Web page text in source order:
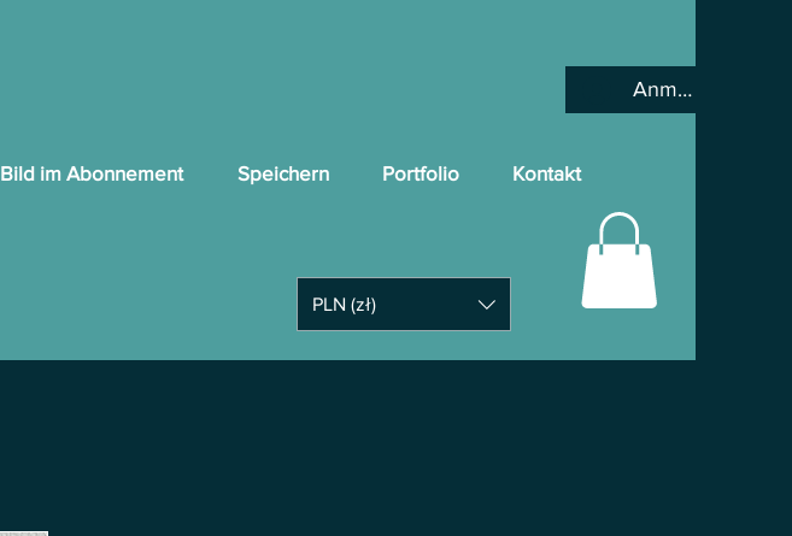
Bild im Abonnement Speichern Portfolio Kontakt
Anmelden
PLN (zł)